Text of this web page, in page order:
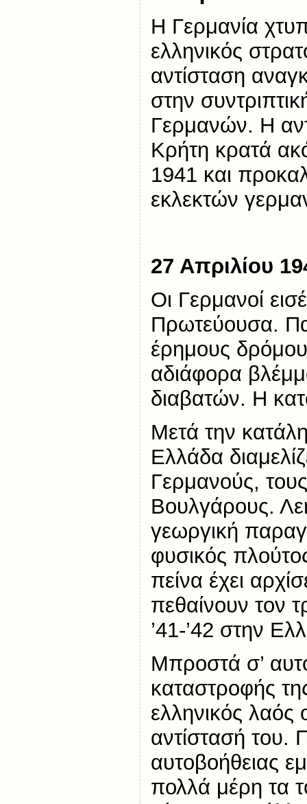
Η Γερμανία
ελληνικός
αντίσταση
στην
Γερμανών. Η
Κρήτη κρατά
1941 και
εκλεκτών
27 Απριλίου
Οι Γερμανοί
Πρωτεύουσα.
έρημους
αδιάφορα
διαβατών. Η
Μετά την
Ελλάδα
Γερμανούς,
Βουλγάρους.
γεωργική
φυσικός
πείνα έχει
πεθαίνουν τον
’41-’42 στην
Μπροστά σ’
καταστροφής
ελληνικός λαός
αντίστασή του.
αυτοβοήθειας
πολλά μέρη τα